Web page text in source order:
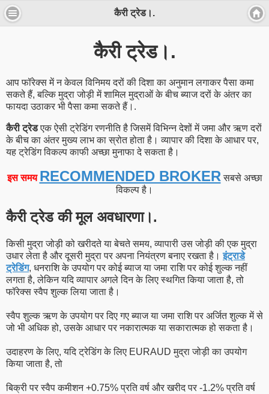
कैरी ट्रेड।.
कैरी ट्रेड।.
आप फॉरेक्स में न केवल विनिमय दरों की दिशा का अनुमान लगाकर पैसा कमा
सकते हैं, बल्कि मुद्रा जोड़ी में शामिल मुद्राओं के बीच ब्याज दरों के अंतर का
फायदा उठाकर भी पैसा कमा सकते हैं।.
कैरी ट्रेडएक ऐसी ट्रेडिंग रणनीति है जिसमें विभिन्न देशों में जमा और ऋण दरों
के बीच का अंतर मुख्य लाभ का स्रोत होता है। व्यापार की दिशा के आधार पर,
यह ट्रेडिंग विकल्प काफी अच्छा मुनाफा दे सकता है।
इस समय RECOMMENDED BROKER सबसे अच्छा
विकल्प है।
कैरी ट्रेड की मूल अवधारणा।.
किसी मुद्रा जोड़ी को खरीदते या बेचते समय, व्यापारी उस जोड़ी की एक मुद्रा
उधार लेता है और दूसरी मुद्रा पर अपना नियंत्रण बनाए रखता है।इंट्राडे
ट्रेडिंग, धनराशि के उपयोग पर कोई ब्याज या जमा राशि पर कोई शुल्क नहीं
लगता है, लेकिन यदि व्यापार अगले दिन के लिए स्थगित किया जाता है, तो
फॉरेक्स स्वैप शुल्क लिया जाता है।
स्वैप शुल्क ऋण के उपयोग पर दिए गए ब्याज या जमा राशि पर अर्जित शुल्क में से
जो भी अधिक हो, उसके आधार पर नकारात्मक या सकारात्मक हो सकता है।
उदाहरण के लिए, यदि ट्रेडिंग के लिए EURAUD मुद्रा जोड़ी का उपयोग
किया जाता है, तो
बिक्री पर स्वैप कमीशन +0.75% प्रति वर्ष और खरीद पर -1.2% प्रति वर्ष